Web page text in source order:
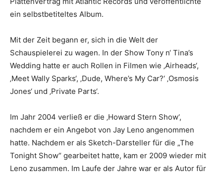
ein selbstbetiteltes Album.
Mit der Zeit begann er, sich in die Welt der
Schauspielerei zu wagen. In der Show Tony n‘ Tina’s
Wedding hatte er auch Rollen in Filmen wie ‚Airheads‘,
‚Meet Wally Sparks‘, ‚Dude, Where’s My Car?‘ ‚Osmosis
Jones‘ und ‚Private Parts‘.
Im Jahr 2004 verließ er die ‚Howard Stern Show‘,
nachdem er ein Angebot von Jay Leno angenommen
hatte. Nachdem er als Sketch-Darsteller für die „The
Tonight Show“ gearbeitet hatte, kam er 2009 wieder mit
Leno zusammen. Im Laufe der Jahre war er als Autor für